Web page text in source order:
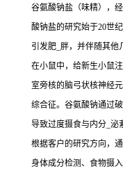
谷氨酸钠盐（味精），
酸钠盐的研究始于20世
引发肥_胖，并伴随其他
在小鼠中，给新生小鼠
室旁核的脑弓状核神经
综合征。谷氨酸钠通过
导致过度摄食与内分_泌
根据客户的研究方向，
身体成分检测、食物摄